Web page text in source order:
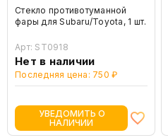
Стекло противотуманной
фары для Subaru/Toyota, 1 шт.
Арт: ST0918
Нет в наличии
Последняя цена: 750 ₽
УВЕДОМИТЬ О
НАЛИЧИИ